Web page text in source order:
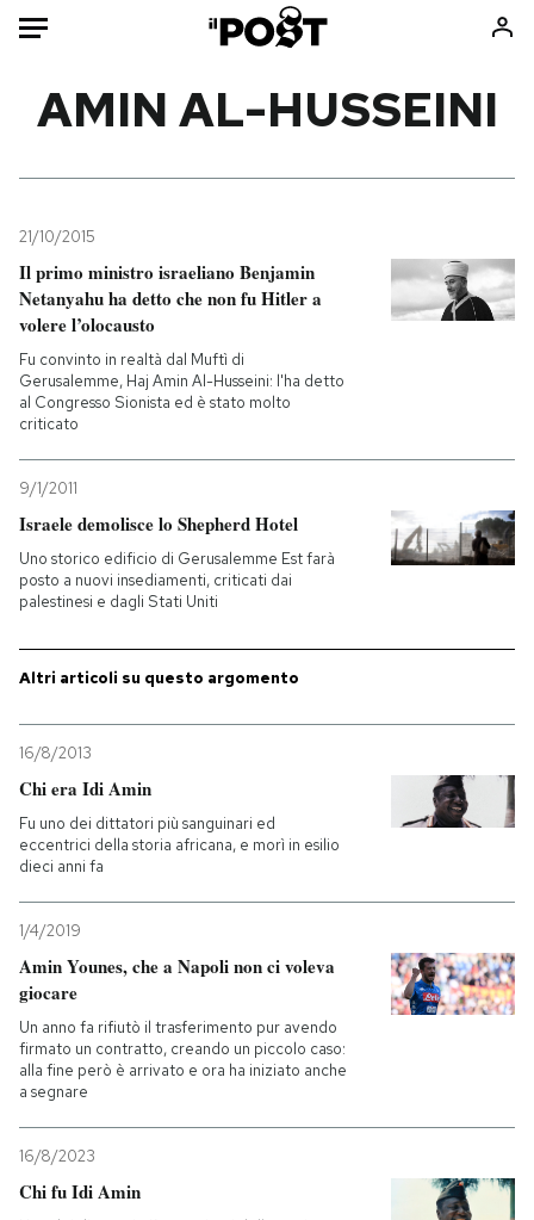
Mondo
Politica
Tecnologia
Internet
Scienza
Cultura
Consumismi
Storie/Idee
Media
PODCAST
SHOP
AREA PERSONALE
Entra
AMIN AL-HUSSEINI
21/10/2015
Il primo ministro israeliano Benjamin
Netanyahu ha detto che non fu Hitler a
volere l’olocausto
Fu convinto in realtà dal Muftì di
Gerusalemme, Haj Amin Al-Husseini: l'ha detto
al Congresso Sionista ed è stato molto
criticato
9/1/2011
Israele demolisce lo Shepherd Hotel
Uno storico edificio di Gerusalemme Est farà
posto a nuovi insediamenti, criticati dai
palestinesi e dagli Stati Uniti
Altri articoli su questo argomento
16/8/2013
Chi era Idi Amin
Fu uno dei dittatori più sanguinari ed
eccentrici della storia africana, e morì in esilio
dieci anni fa
1/4/2019
Amin Younes, che a Napoli non ci voleva
giocare
Un anno fa rifiutò il trasferimento pur avendo
firmato un contratto, creando un piccolo caso:
alla fine però è arrivato e ora ha iniziato anche
a segnare
16/8/2023
Chi fu Idi Amin